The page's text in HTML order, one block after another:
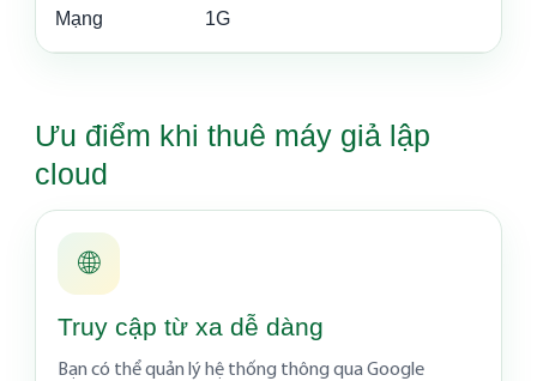
Mạng 1G
Ưu điểm khi thuê máy giả lập
cloud
🌐
Truy cập từ xa dễ dàng
Bạn có thể quản lý hệ thống thông qua Google